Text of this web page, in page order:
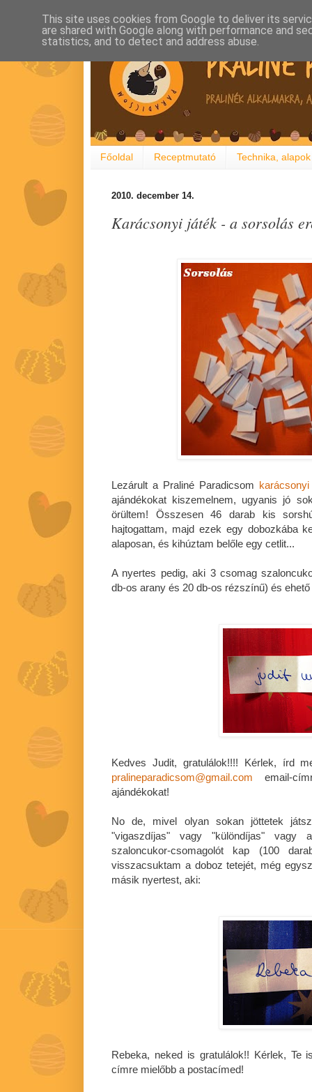
Főoldal Receptmutató Technika, alapok
2010. december 14.
Karácsonyi játék - a sorsolás
Lezárult a Praliné Paradicsom
ajándékokat kiszemelnem, ugyanis jó
örültem! Összesen 46 darab kis
hajtogattam, majd ezek egy dobozkába
alaposan, és kihúztam belőle egy cetlit...
A nyertes pedig, aki 3 csomag
db-os arany és 20 db-os rézszínű) és
Kedves Judit, gratulálok!!!! Kérlek, írd
pralineparadicsom@gmail.com email-
ajándékokat!
No de, mivel olyan sokan jöttetek
"vigaszdíjas" vagy "különdíjas" vagy
szaloncukor-csomagolót kap (100
visszacsuktam a doboz tetejét, még
másik nyertest, aki:
Rebeka, neked is gratulálok!! Kérlek, Te
címre mielőbb a postacímed!
This site uses cookies from Google to deliver its
are shared with Google along with performance and
statistics, and to detect and address abuse.